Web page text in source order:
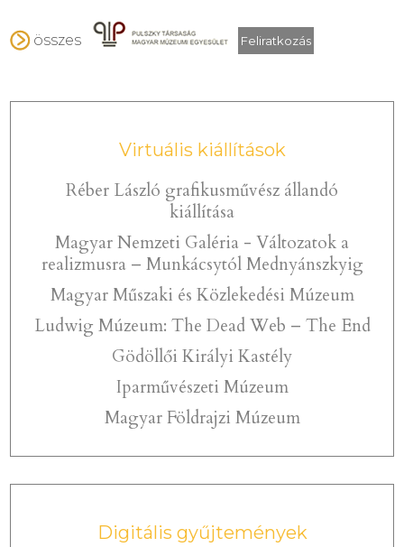
összes
Virtuális kiállítások
Réber László grafikusművész állandó
kiállítása
Magyar Nemzeti Galéria - Változatok a
realizmusra – Munkácsytól Mednyánszkyig
Magyar Műszaki és Közlekedési Múzeum
Ludwig Múzeum: The Dead Web – The End
Gödöllői Királyi Kastély
Iparművészeti Múzeum
Magyar Földrajzi Múzeum
Digitális gyűjtemények